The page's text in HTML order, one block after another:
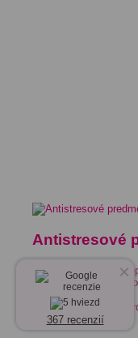
Antistresové
Antistresové
Antistresové
Antistresové
×
367 recenzií